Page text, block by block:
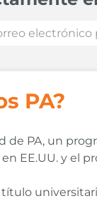
PA?
de PA, un
EE.UU. y el